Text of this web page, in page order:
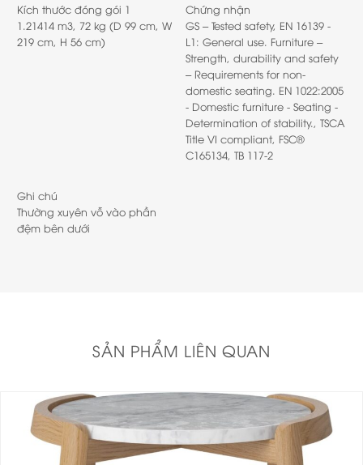
Kích thước đóng gói 1
1.21414 m3, 72 kg (D 99 cm, W
219 cm, H 56 cm)
Chứng nhận
GS – Tested safety, EN 16139 -
L1: General use. Furniture –
Strength, durability and safety
– Requirements for non-
domestic seating. EN 1022:2005
- Domestic furniture - Seating -
Determination of stability., TSCA
Title VI compliant, FSC®
C165134, TB 117-2
Ghi chú
Thường xuyên vỗ vào phần
đệm bên dưới
SẢN PHẨM LIÊN QUAN